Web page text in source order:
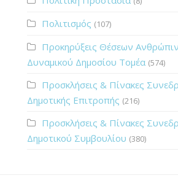
Πολιτισμός (107)
Προκηρύξεις Θέσεων
Δυναμικού Δημοσίου Τομέα (574)
Προσκλήσεις & Πίνακες
Δημοτικής Επιτροπής (216)
Προσκλήσεις & Πίνακες
Δημοτικού Συμβουλίου (380)